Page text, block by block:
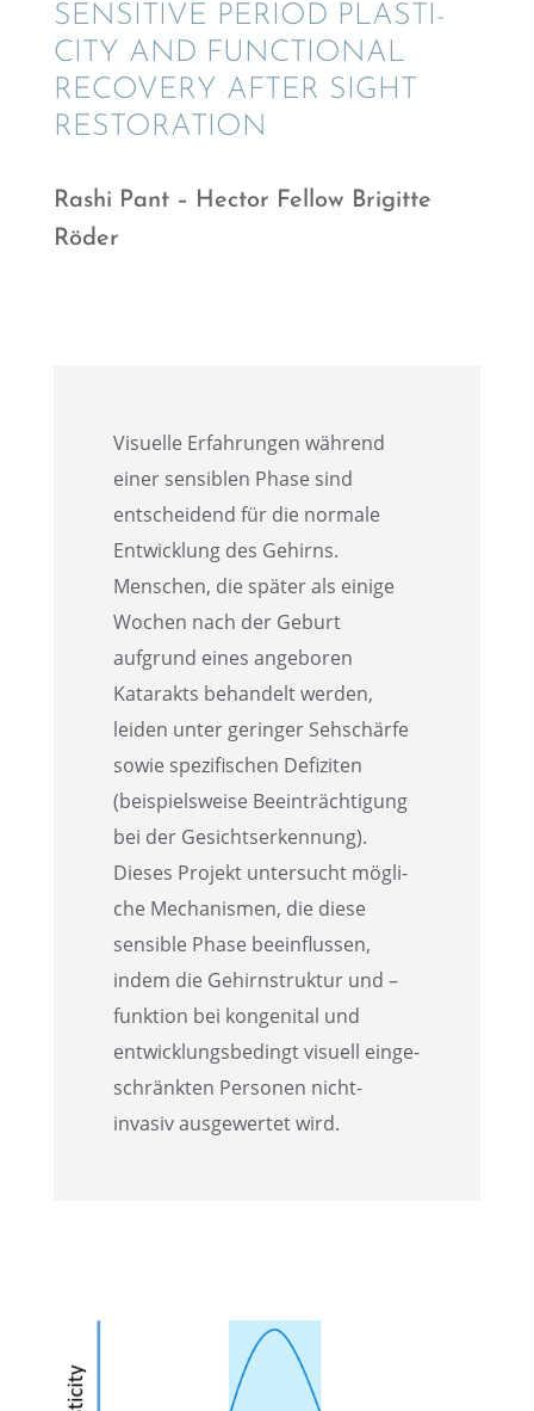
SENSI­TIVE PERIOD PLASTI­
CITY AND FUNCTIONAL
RECOVERY AFTER SIGHT
RESTORATION
Rashi Pant – Hector Fellow Brigitte
Röder
Visuelle Erfah­run­gen während
einer sensi­blen Phase sind
entschei­dend für die normale
Entwick­lung des Gehirns.
Menschen, die später als einige
Wochen nach der Geburt
aufgrund eines angebo­ren
Katarakts behan­delt werden,
leiden unter gerin­ger Sehschärfe
sowie spezi­fi­schen Defizi­ten
(beispiels­weise Beein­träch­ti­gung
bei der Gesichts­er­ken­nung).
Dieses Projekt unter­sucht mögli­
che Mecha­nis­men, die diese
sensi­ble Phase beein­flus­sen,
indem die Gehirn­struk­tur und –
funktion bei konge­ni­tal und
entwick­lungs­be­dingt visuell einge­
schränk­ten Perso­nen nicht-
invasiv ausge­wer­tet wird.